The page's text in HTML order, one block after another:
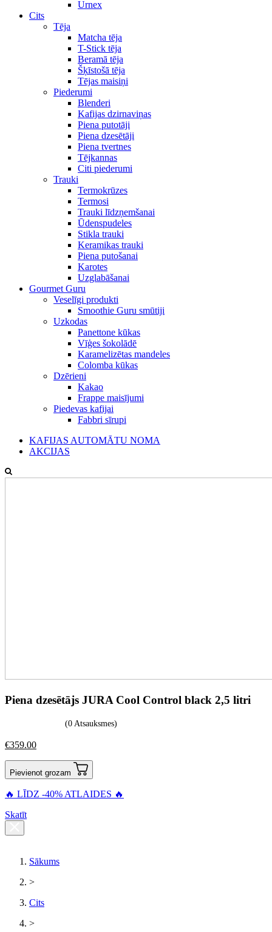
Urnex
Cits
Tēja
Matcha tēja
T-Stick tēja
Beramā tēja
Šķīstošā tēja
Tējas maisiņi
Piederumi
Blenderi
Kafijas dzirnaviņas
Piena putotāji
Piena dzesētāji
Piena tvertnes
Tējkannas
Citi piederumi
Trauki
Termokrūzes
Termosi
Trauki līdzņemšanai
Ūdenspudeles
Stikla trauki
Keramikas trauki
Piena putošanai
Karotes
Uzglabāšanai
Gourmet Guru
Veselīgi produkti
Smoothie Guru smūtiji
Uzkodas
Panettone kūkas
Vīģes šokolādē
Karamelizētas mandeles
Colomba kūkas
Dzērieni
Kakao
Frappe maisījumi
Piedevas kafijai
Fabbri sīrupi
KAFIJAS AUTOMĀTU NOMA
AKCIJAS
Piena dzesētājs JURA Cool Control black 2,5 litri
(0 Atsauksmes)
€359.00
Pievienot grozam
🔥 LĪDZ -40% ATLAIDES 🔥
Skatīt
Sākums
>
Cits
>